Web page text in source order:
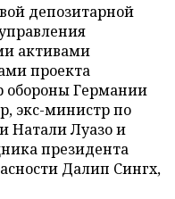
депозитарной
активами
проекта
Германии
экс-министр по
Натали Луазо и
президента
Далип Сингх,